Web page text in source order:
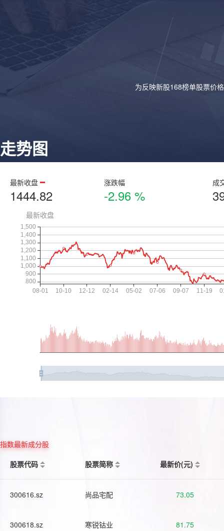
为反映新股168榜单股票价
走势图
最新收盘
1444.82
涨跌幅
-2.96 %
成
指数最新成分股
股票代码
股票简称 最新价(元)
300616.sz 尚品宅配 73.05
300618.sz 寒锐钴业 81.75